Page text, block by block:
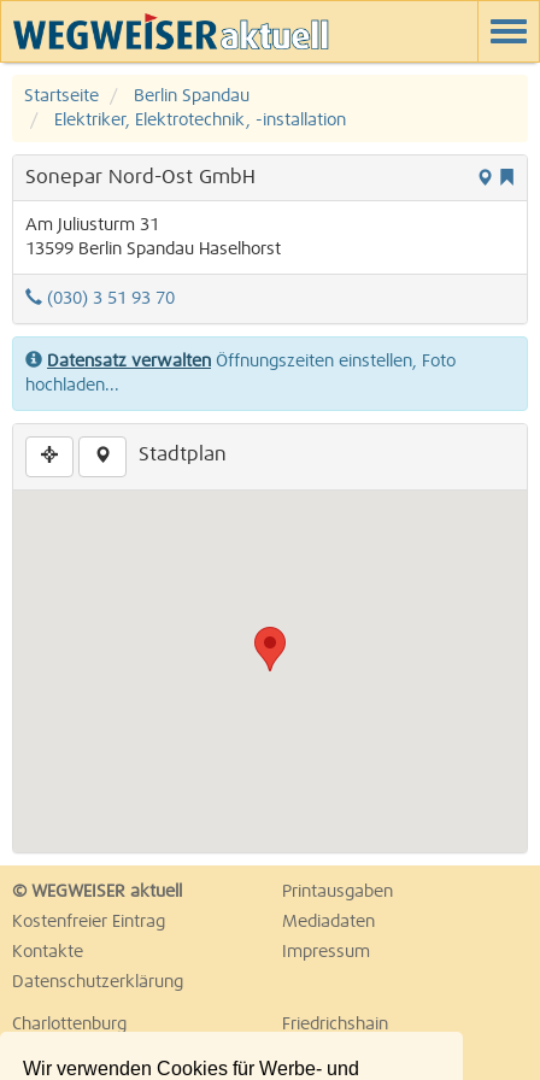
Wir verwenden Cookies für Werbe- und
Startseite
Berlin Spandau
Elektriker, Elektrotechnik, -installation
Sonepar Nord-Ost GmbH
Am Juliusturm 31
13599 Berlin Spandau Haselhorst
(030) 3 51 93 70
Datensatz verwalten Öffnungszeiten einstellen, Foto
hochladen...
Stadtplan
© WEGWEISER aktuell
Printausgaben
Kostenfreier Eintrag
Mediadaten
Kontakte
Impressum
Datenschutzerklärung
Charlottenburg
Friedrichshain